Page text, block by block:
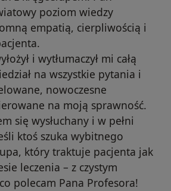
poziom wiedzy
empatią, cierpliwością i
i wytłumaczył mi całą
na wszystkie pytania i
nowoczesne
na moją sprawność.
się wysłuchany i w pełni
ktoś szuka wybitnego
który traktuje pacjenta jak
leczenia – z czystym
polecam Pana Profesora!